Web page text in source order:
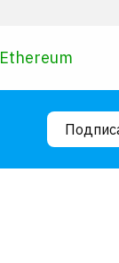
Ethereum